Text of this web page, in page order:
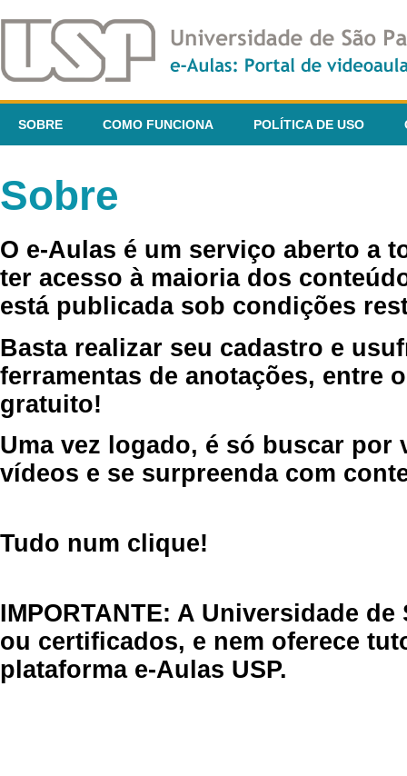
SOBRE COMO FUNCIONA POLÍTICA DE USO
Sobre
O e-Aulas é um serviço aberto a
ter acesso à maioria dos
está publicada sob condições
Basta realizar seu cadastro e
ferramentas de anotações, entre
gratuito!
Uma vez logado, é só buscar por
vídeos e se surpreenda com
Tudo num clique!
IMPORTANTE: A Universidade
ou certificados, e nem oferece
plataforma e-Aulas USP.